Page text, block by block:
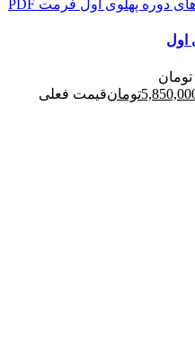
اول
تومانقیمت فعلی